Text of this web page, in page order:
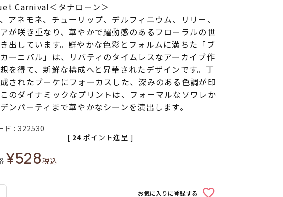
Carnival＜タナローン＞
アネモネ、チューリップ、デルフィニウム、リリー、
が咲き重なり、華やかで躍動感のあるフローラルの世
出しています。鮮やかな色彩とフォルムに満ちた「ブ
ーニバル」は、リバティのタイムレスなアーカイブ作
を得て、新鮮な構成へと昇華されたデザインです。丁
されたブーケにフォーカスした、深みのある色調が印
のダイナミックなプリントは、フォーマルなソワレか
ンパーティまで華やかなシーンを演出します。
ド 322530
¥528税込
[ 24 ポイント進呈 ]
お気に入りに登録する